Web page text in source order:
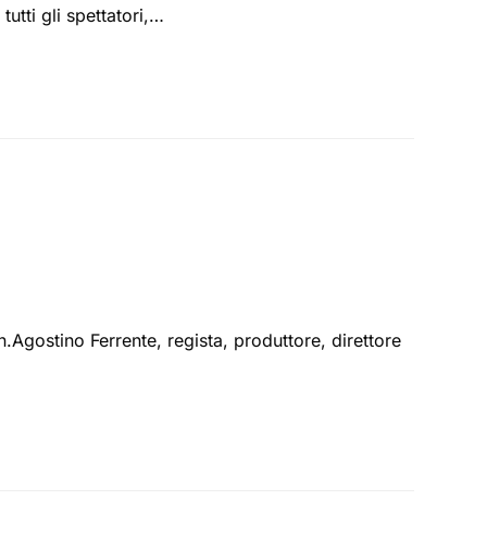
tutti gli spettatori,…
Ferrente, regista, produttore, direttore